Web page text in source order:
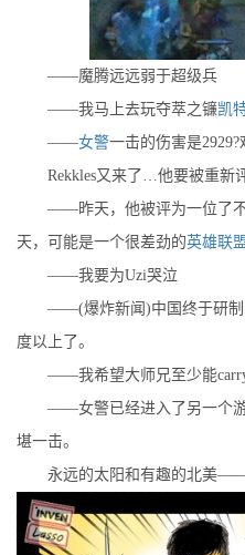
——魔腾远远弱于超级兵
——我马上去玩夺萃之镰凯
——女警一击的伤害是2929?
Rekkles又来了…他要被重新
——昨天，他被评为一位了不
天，可能是一个很差劲的英雄联
——我要为Uzi哭泣
——(爆炸新闻)中国终于研制
度以上了。
——我希望大师兄至少能carry
——女警已经进入了另一个游
堪一击。
永远的太阳和有趣的北美——